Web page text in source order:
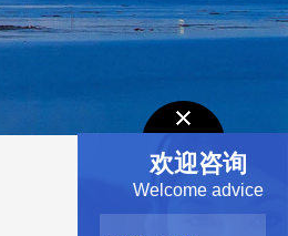
欢迎咨询
Welcome advice